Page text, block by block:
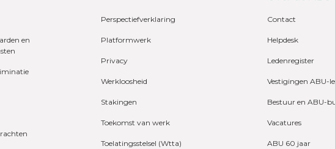
en
Perspectiefverklaring
Platformwerk
Privacy
Werkloosheid
Stakingen
Toekomst van werk
Toelatingsstelsel (Wtta)
Contact
Helpdesk
Ledenregister
Vestigingen ABU-
Bestuur en ABU-
Vacatures
ABU 60 jaar